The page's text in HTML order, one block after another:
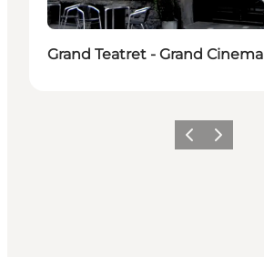
Grand Teatret - Grand Cinema
ZurückWeiter